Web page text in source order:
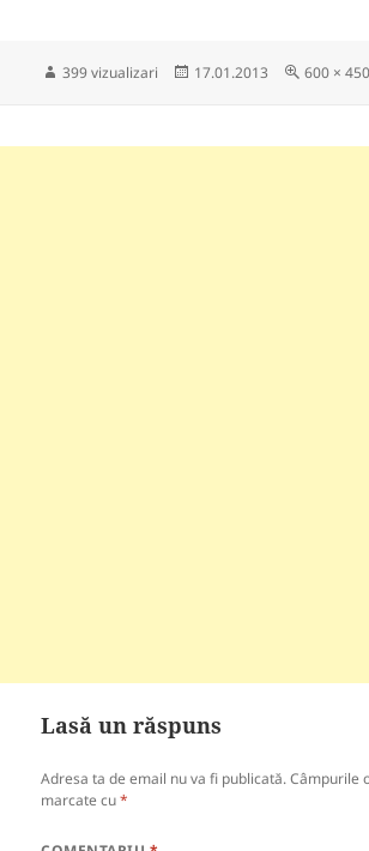
399 vizualizari
Publicat
17.01.2013 600 × 450
Lasă un răspuns
Adresa ta de email nu va fi publicată. Câmpurile
marcate cu*